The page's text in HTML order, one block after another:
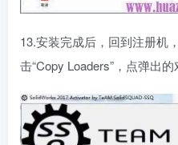
13.安装完成后，回到注册机
击“Copy Loaders”，点弹出的